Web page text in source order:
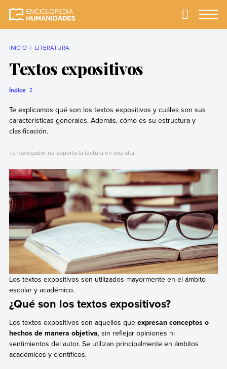
completa y más
Primary
INICIO LITERATURA
Textos expositivos
Índice
Te explicamos qué son los textos expositivos y cuáles son sus
características generales. Además, cómo es su estructura y
clasificación.
Tu navegador no soporta la lectura en voz alta.
Los textos expositivos son utilizados mayormente en el ámbito
escolar y académico.
¿Qué son los textos expositivos?
Los textos expositivos son aquellos queexpresan conceptos o
hechos de manera objetiva, sin reflejar opiniones ni
sentimientos del autor. Se utilizan principalmente en ámbitos
académicos y científicos.